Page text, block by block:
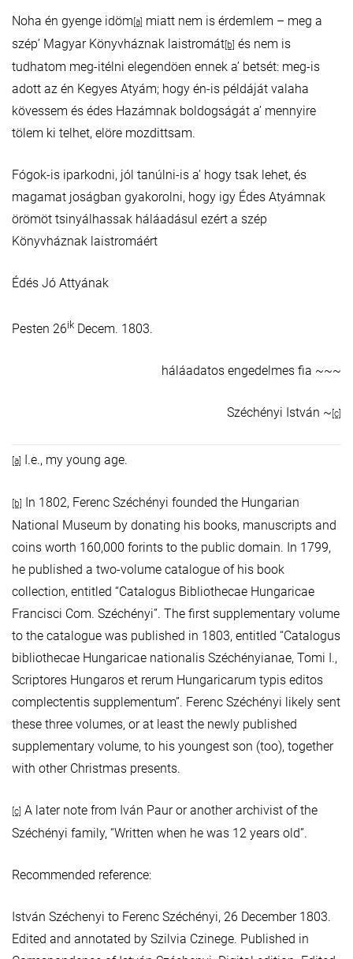
Noha én gyenge idöm [a] miatt nem is érdemlem – meg a
szép’ Magyar Könyvháznak laistromát [b] és nem is
tudhatom meg-itélni elegendöen ennek a’ betsét: meg-is
adott az én Kegyes Atyám; hogy én-is példáját valaha
kövessem és édes Hazámnak boldogságát a’ mennyire
tölem ki telhet, elöre mozdittsam.
Fógok-is iparkodni, jól tanúlni-is a’ hogy tsak lehet, és
magamat joságban gyakorolni, hogy igy Édes Atyámnak
örömöt tsinyálhassak háláadásul ezért a szép
Könyvháznak laistromáért
Édés Jó Attyának
Pesten 26ik Decem. 1803.
háláadatos engedelmes fia ~~~
Széchényi István ~ [c]
[a] I.e., my young age.
[b]
In 1802, Ferenc Széchényi founded the Hungarian
National Museum by donating his books, manuscripts and
coins worth 160,000 forints to the public domain. In 1799,
he published a two-volume catalogue of his book
collection, entitled “Catalogus Bibliothecae Hungaricae
Francisci Com. Széchényi”. The first supplementary volume
to the catalogue was published in 1803, entitled “Catalogus
bibliothecae Hungaricae nationalis Széchényianae, Tomi I.,
Scriptores Hungaros et rerum Hungaricarum typis editos
complectentis supplementum”. Ferenc Széchényi likely sent
these three volumes, or at least the newly published
supplementary volume, to his youngest son (too), together
with other Christmas presents.
[c] A later note from Iván Paur or another archivist of the
Széchényi family, “Written when he was 12 years old”.
Recommended reference:
István Széchenyi to Ferenc Széchényi, 26 December 1803.
Edited and annotated by Szilvia Czinege. Published in